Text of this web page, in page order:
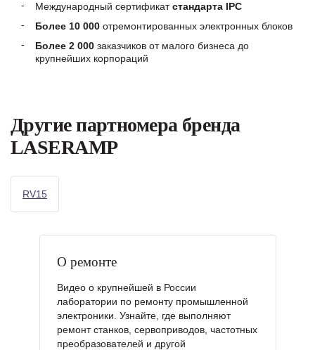
Международный сертификатстандарта IPC
Более 10 000 отремонтированных электронных блоков
Более 2 000 заказчиков от малого бизнеса до
крупнейших корпораций
Другие партномера бренда
LASERAMP
RV15
О ремонте
Видео о крупнейшей в России
лаборатории по ремонту промышленной
электроники. Узнайте, где выполняют
ремонт станков, сервоприводов, частотных
преобразователей и другой